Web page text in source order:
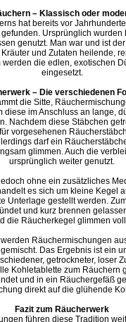
– Klassisch oder
hat bereits vor
Ursprünglich
genutzt. Man war und ist
und Zutaten heilende,
werden die edlen, exotischen
eingesetzt.
– Die verschiedenen
die Sitte,
diese im Anschluss an lange,
Nachdem diese Stäbchen
vorgesehenen
darf ein
glimmen. Auch die
ursprünglich weiter genutzt.
ohne ein zusätzliches
es sich um kleine Kegel
Unterlage gestellt werden.
und kurz brennen
die Räucherkegel glimmen
Räuchermischungen
Das Ergebnis ist ein
getrockneter, loser
Kohletablette zum Räuchern
und in ein Räuchergefäß
direkt auf die glühende
Fazit zum Räucherwerk
führen diese Tradition